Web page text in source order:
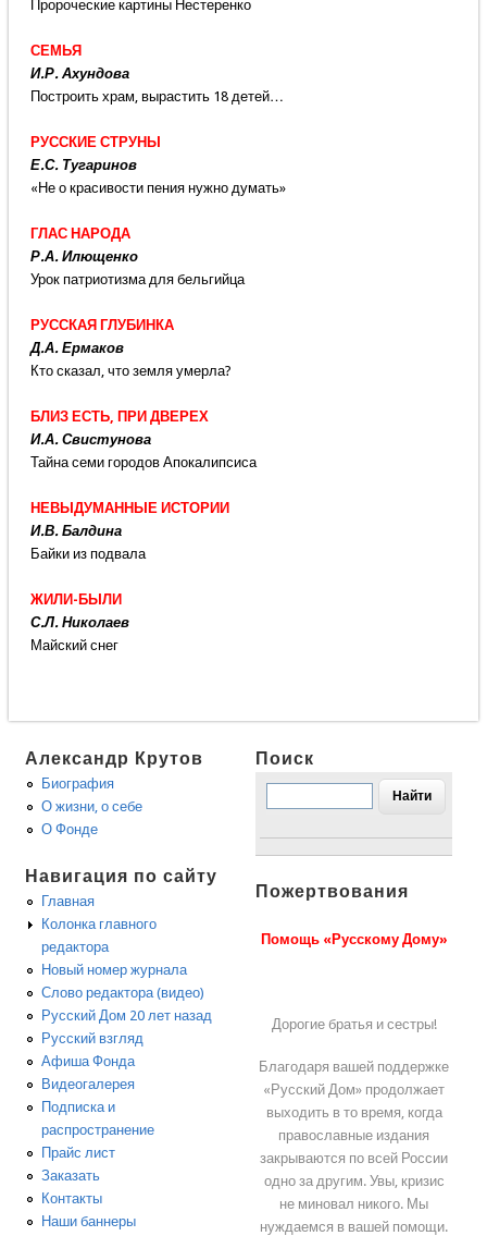
Пророческие картины Нестеренко
СЕМЬЯ
И.Р. Ахундова
Построить храм, вырастить 18 детей…
РУССКИЕ СТРУНЫ
Е.С. Тугаринов
«Не о красивости пения нужно думать»
ГЛАС НАРОДА
Р.А. Илющенко
Урок патриотизма для бельгийца
РУССКАЯ ГЛУБИНКА
Д.А. Ермаков
Кто сказал, что земля умерла?
БЛИЗ ЕСТЬ, ПРИ ДВЕРЕХ
И.А. Свистунова
Тайна семи городов Апокалипсиса
НЕВЫДУМАННЫЕ ИСТОРИИ
И.В. Балдина
Байки из подвала
ЖИЛИ-БЫЛИ
С.Л. Николаев
Майский снег
Александр Крутов
Биография
О жизни, о себе
О Фонде
Навигация по сайту
Главная
Колонка главного
редактора
Новый номер журнала
Слово редактора (видео)
Русский Дом 20 лет назад
Русский взгляд
Афиша Фонда
Видеогалерея
Подписка и
распространение
Прайс лист
Заказать
Контакты
Наши баннеры
Поиск
Пожертвования
Помощь «Русскому Дому»
Дорогие братья и сестры!
Благодаря вашей поддержке
«Русский Дом» продолжает
выходить в то время, когда
православные издания
закрываются по всей России
одно за другим. Увы, кризис
не миновал никого. Мы
нуждаемся в вашей помощи.